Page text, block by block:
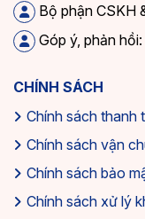
Bộ phận CSKH
Góp ý, phản
CHÍNH SÁCH
Chính sách thanh
Chính sách vận
Chính sách bảo
Chính sách xử lý